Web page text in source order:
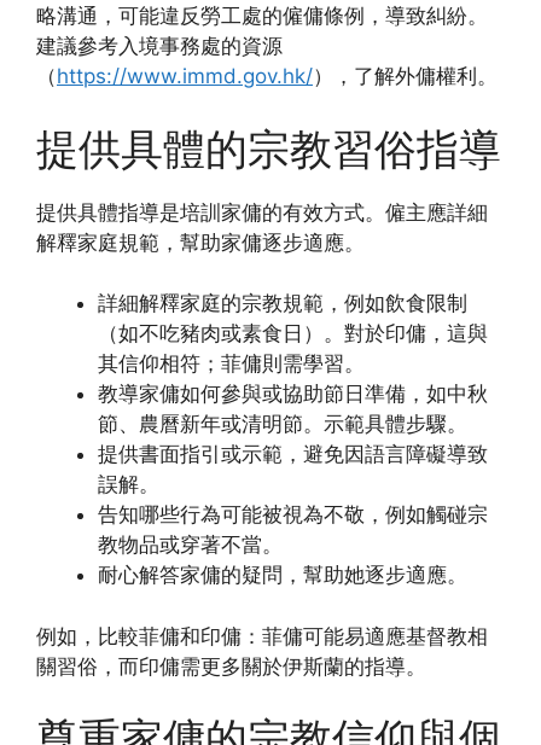
略溝通，可能違反勞工處的僱傭條例，導致糾紛。
建議參考入境事務處的資源
（https://www.immd.gov.hk/），了解外傭權利。
提供具體的宗教習俗指導
提供具體指導是培訓家傭的有效方式。僱主應詳細
解釋家庭規範，幫助家傭逐步適應。
詳細解釋家庭的宗教規範，例如飲食限制
（如不吃豬肉或素食日）。對於印傭，這與
其信仰相符；菲傭則需學習。
教導家傭如何參與或協助節日準備，如中秋
節、農曆新年或清明節。示範具體步驟。
提供書面指引或示範，避免因語言障礙導致
誤解。
告知哪些行為可能被視為不敬，例如觸碰宗
教物品或穿著不當。
耐心解答家傭的疑問，幫助她逐步適應。
例如，比較菲傭和印傭：菲傭可能易適應基督教相
關習俗，而印傭需更多關於伊斯蘭的指導。